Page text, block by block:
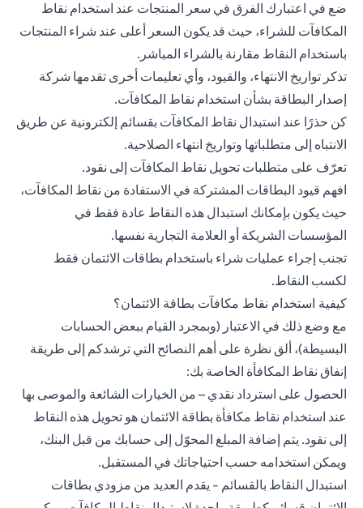
ضع في اعتبارك الفرق في سعر المنتجات عند استخدام نقاط
المكافآت للشراء، حيث قد يكون السعر أعلى عند شراء المنتجات
باستخدام النقاط مقارنة بالشراء المباشر.
تذكر تواريخ الانتهاء، والقيود، وأي تعليمات أخرى تقدمها شركة
إصدار البطاقة بشأن استخدام نقاط المكافآت.
كن حذرًا عند استبدال نقاط المكافآت بقسائم إلكترونية عن طريق
الانتباه إلى متطلباتها وتواريخ انتهاء الصلاحية.
تعرّف على متطلبات تحويل نقاط المكافآت إلى نقود.
افهم قيود البطاقات المشتركة في الاستفادة من نقاط المكافآت،
حيث يكون بإمكانك استبدال هذه النقاط عادة فقط في
المؤسسات الشريكة أو العلامة التجارية نفسها.
تجنب إجراء عمليات شراء باستخدام بطاقات الائتمان فقط
لكسب النقاط.
كيفية استخدام نقاط مكافآت بطاقة الائتمان؟
مع وضع ذلك في الاعتبار (وبمجرد القيام ببعض الحسابات
البسيطة)، ألق نظرة على أهم النصائح التي ترشدكم إلى طريقة
إنفاق نقاط المكافأة الخاصة بك:
الحصول على استرداد نقدي – من الخيارات الشائعة والموصى بها
عند استخدام نقاط مكافأة بطاقة الائتمان هو تحويل هذه النقاط
إلى نقود. يتم إضافة المبلغ المحوّل إلى حسابك من قبل البنك،
ويمكن استخدامه حسب احتياجاتك في المستقبل.
استبدال النقاط بالقسائم - يقدم العديد من مزودي بطاقات